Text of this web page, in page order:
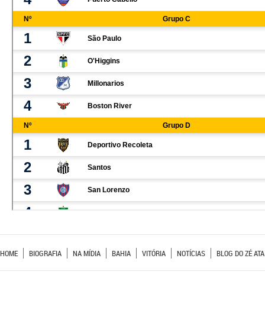
HOME BIOGRAFIA NA MÍDIA BAHIA VITÓRIA NOTÍCIAS BLOG DO ZÉ